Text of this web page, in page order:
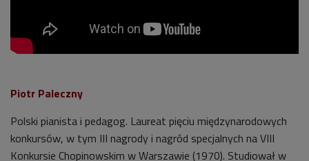
Piotr Paleczny
Polski pianista i pedagog. Laureat pięciu międzynarodowych
konkursów, w tym III nagrody i nagród specjalnych na VIII
Konkursie Chopinowskim w Warszawie (1970). Studiował w